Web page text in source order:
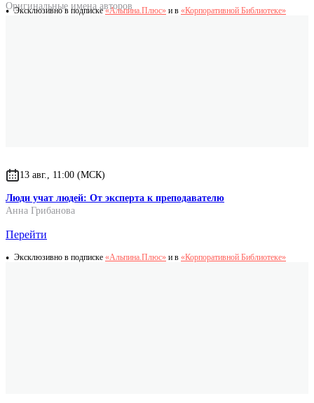
Оригинальные имена авторов
Эксклюзивно в подписке«Альпина.Плюс» и в «Корпоративной Библиотеке»
13 авг., 11:00 (МСК)
Люди учат людей: От эксперта к преподавателю
Анна Грибанова
Перейти
Эксклюзивно в подписке «Альпина.Плюс» и в «Корпоративной Библиотеке»